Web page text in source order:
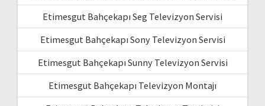
Etimesgut Bahçekapı Seg Televizyon Servisi
Etimesgut Bahçekapı Sony Televizyon Servisi
Etimesgut Bahçekapı Sunny Televizyon Servisi
Etimesgut Bahçekapı Televizyon Montajı